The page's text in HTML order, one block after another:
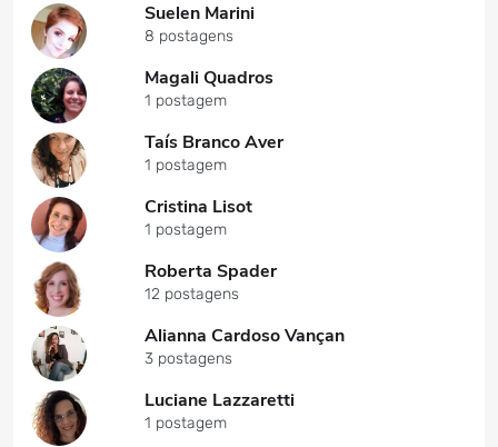
Suelen Marini
8 postagens
Magali Quadros
1 postagem
Taís Branco Aver
1 postagem
Cristina Lisot
1 postagem
Roberta Spader
12 postagens
Alianna Cardoso Vançan
3 postagens
Luciane Lazzaretti
1 postagem